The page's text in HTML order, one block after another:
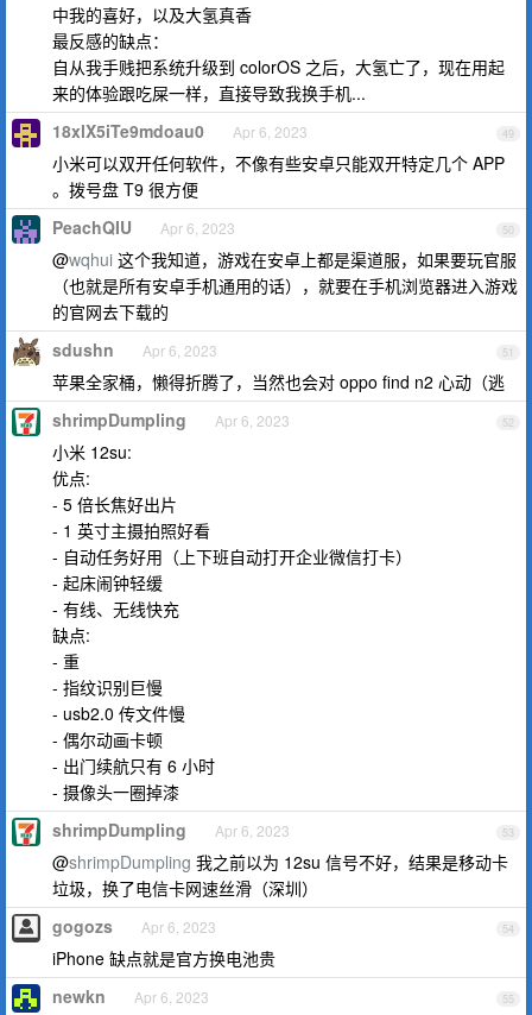
中我的喜好，以及大氢真香
最反感的缺点：
自从我手贱把系统升级到 colorOS 之后，大氢亡了，现在用起
来的体验跟吃屎一样，直接导致我换手机...
49
18xlX5iTe9mdoau0 Apr 6, 2023
小米可以双开任何软件，不像有些安卓只能双开特定几个 APP
。拨号盘 T9 很方便
50
PeachQIU Apr 6, 2023
@wqhui 这个我知道，游戏在安卓上都是渠道服，如果要玩官服
（也就是所有安卓手机通用的话），就要在手机浏览器进入游戏
的官网去下载的
51
sdushn Apr 6, 2023
苹果全家桶，懒得折腾了，当然也会对 oppo find n2 心动（逃
52
shrimpDumpling Apr 6, 2023
小米 12su:
优点:
- 5 倍长焦好出片
- 1 英寸主摄拍照好看
- 自动任务好用（上下班自动打开企业微信打卡）
- 起床闹钟轻缓
- 有线、无线快充
缺点:
- 重
- 指纹识别巨慢
- usb2.0 传文件慢
- 偶尔动画卡顿
- 出门续航只有 6 小时
- 摄像头一圈掉漆
53
shrimpDumpling Apr 6, 2023
@shrimpDumpling 我之前以为 12su 信号不好，结果是移动卡
垃圾，换了电信卡网速丝滑（深圳）
54
gogozs Apr 6, 2023
iPhone 缺点就是官方换电池贵
55
newkn Apr 6, 2023